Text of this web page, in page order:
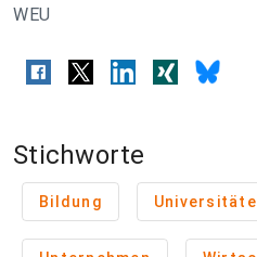
WEU
Stichworte
Bildung